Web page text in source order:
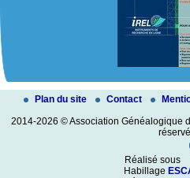
Plan du site Contact
2014-2026 © Association Généalogique
Réalisé sous
Habillage